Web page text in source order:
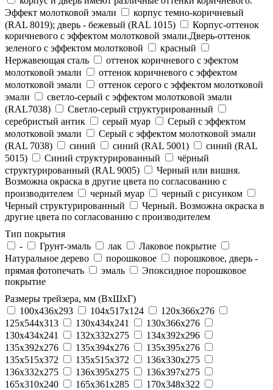
Эффект молотковой эмали
корпус темно-коричневый
(RAL 8019); дверь - бежевый (RAL 1015)
Корпус-оттенок
коричневого с эффектом молотковой эмали.Дверь-оттенок
зеленого с эффектом молотковой
красный
Нержавеющая сталь
оттенок коричневого с эфектом
молотковой эмали
оттенок коричневого с эффектом
молотковой эмали
оттенок серого с эффектом молотковой
эмали
светло-серый с эффектом молотковой эмали
(RAL7038)
Светло-серый структурированный
серебристый антик
серый муар
Серый с эффектом
молотковой эмали
Серый с эффектом молотковой эмали
(RAL 7038)
синий синий (RAL 5001)
синий (RAL
5015)
Синий структурированный
чёрный
структурированный (RAL 9005)
Черный или вишня.
Возможна окраска в другие цвета по согласованию с
производителем
черный муар
черный с рисунком
Черный структурированный
Черный. Возможна окраска в
другие цвета по согласованию с производителем
Тип покрытия
-
Грунт-эмаль лак
Лаковое покрытие
Натуральное дерево
порошковое
порошковое, дверь -
прямая фотопечать
эмаль
Эпоксидное порошковое
покрытие
Размеры трейзера, мм (ВхШхГ)
100x436x293
104х517х124
120x366x276
125x544x313
130x434x241
130х366х276
130х434х241
132x332x275
134x392x296
135x392x276
135x394x276
135x395x276
135x515x372
135х515х372
136x330x275
136x332x275
136x395x275
136x397x275
165x310x240
165x361x285
170x348x322